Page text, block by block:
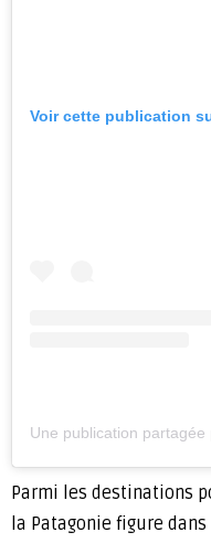
Voir cette publication
Une publication
Parmi les destinations
la Patagonie figure